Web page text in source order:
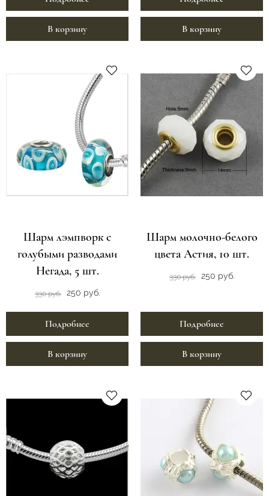
В корзину В корзину
Шарм лэмпворк с
голубыми разводами
Негада, 5 шт.
330 руб. 250 руб.
Подробнее
В корзину
Шарм молочно-белого
цвета Астия, 10 шт.
330 руб. 250 руб.
Подробнее
В корзину